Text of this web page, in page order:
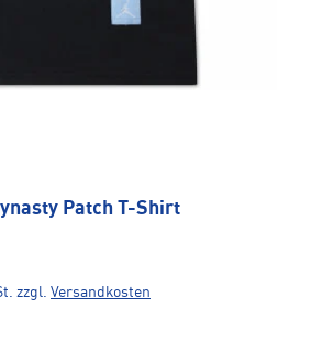
Patch T-Shirt
zzgl. Versandkosten